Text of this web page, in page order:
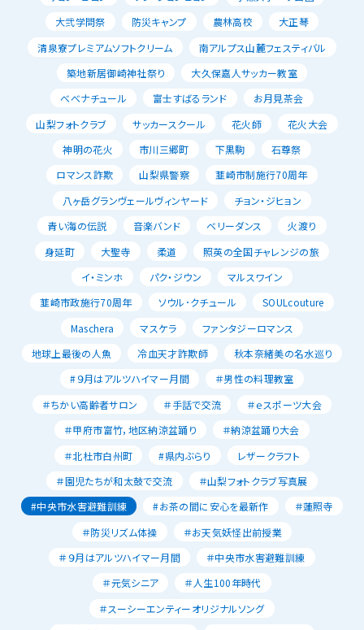
大弐学問祭
防災キャンプ 農林高校
大正琴
清泉寮プレミアムソフトクリーム
南アルプス山麓フェスティバル
築地新居御崎神社祭り
大久保嘉人サッカー教室
べべナチュール
富士すばるランド
お月見茶会
山梨フォトクラブ
サッカースクール 花火師
花火大会
神明の花火
市川三郷町 下黒駒
石尊祭
ロマンス詐欺
山梨県警察
韮崎市制施行70周年
八ヶ岳グランヴェールヴィンヤード
チョン・ジヒョン
青い海の伝説
音楽バンド ベリーダンス
火渡り
身延町
大聖寺 柔道
照英の全国チャレンジの旅
イ・ミンホ
パク・ジウン
マルスワイン
韮崎市政施行70周年
ソウル･クチュール
SOULcouture
Maschera
マスケラ
ファンタジーロマンス
地球上最後の人魚
冷血天才詐欺師
秋本奈緒美の名水巡り
#９月はアルツハイマー月間
＃男性の料理教室
＃ちかい高齢者サロン
＃手話で交流
＃ｅスポーツ大会
＃甲府市富竹，地区納涼盆踊り
＃納涼盆踊り大会
＃北杜市白州町
#県内ぶらり
レザークラフト
＃園児たちが和太鼓で交流
＃山梨フォトクラブ写真展
#中央市水害避難訓練
#お茶の間に安心を最新作
＃蓮照寺
＃防災リズム体操
＃お天気妖怪出前授業
＃９月はアルツハイマー月間
＃中央市水害避難訓練
＃元気シニア
＃人生100年時代
＃スーシーエンティーオリジナルソング